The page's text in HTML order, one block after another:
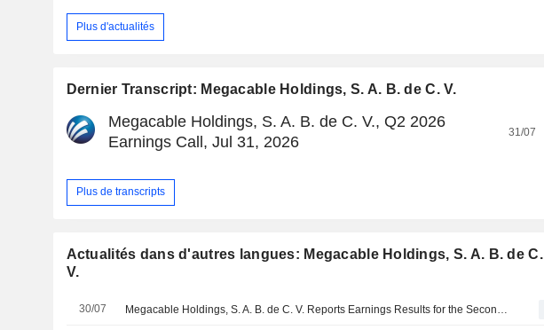
Plus d'actualités
Dernier Transcript: Megacable Holdings, S. A. B. de C. V.
Megacable Holdings, S. A. B. de C. V., Q2 2026
Earnings Call, Jul 31, 2026
31/07
Plus de transcripts
Actualités dans d'autres langues: Megacable Holdings, S. A. B. de C.
V.
30/07